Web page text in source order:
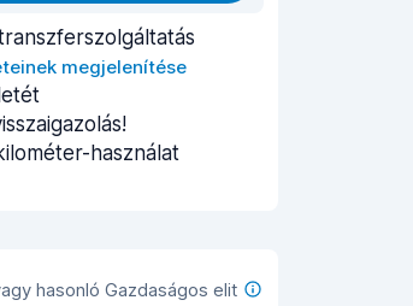
megjelenítése
használat
hasonló Gazdaságos elit